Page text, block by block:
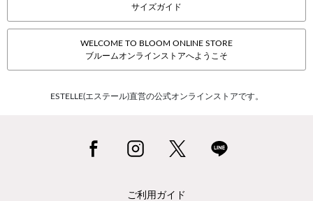
サイズガイド
WELCOME TO BLOOM ONLINE STORE
ブルームオンラインストアへようこそ
ESTELLE(エステール)直営の公式オンラインストアです。
ご利用ガイド